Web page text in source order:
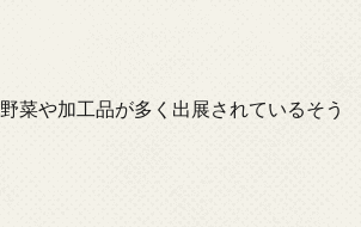
菜や加工品が多く出展されているそう